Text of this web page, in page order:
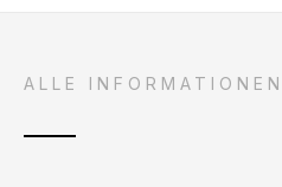
ALLE